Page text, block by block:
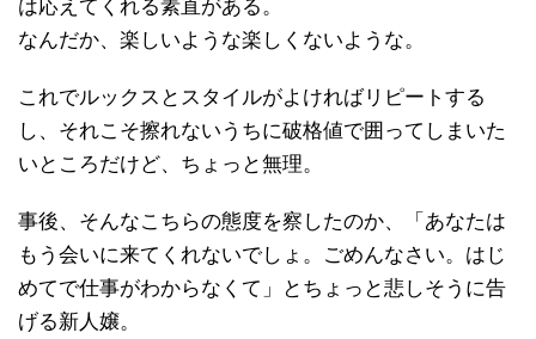
は応えてくれる素直がある。
なんだか、楽しいような楽しくないような。
これでルックスとスタイルがよければリピートする
し、それこそ擦れないうちに破格値で囲ってしまいた
いところだけど、ちょっと無理。
事後、そんなこちらの態度を察したのか、「あなたは
もう会いに来てくれないでしょ。ごめんなさい。はじ
めてで仕事がわからなくて」とちょっと悲しそうに告
げる新人嬢。